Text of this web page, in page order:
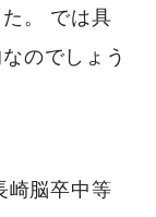
。 では具
のでしょう
崎脳卒中等